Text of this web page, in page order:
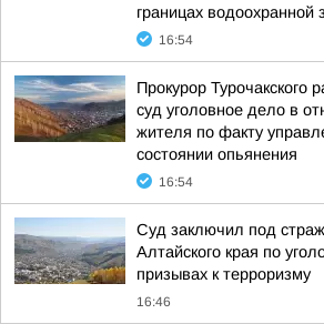
границах водоохранной
16:54
Прокурор Турочакского
суд уголовное дело в
жителя по факту
состоянии опьянения
16:54
Суд заключил под
Алтайского края по
призывах к терроризму
16:46